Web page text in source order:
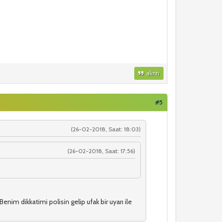
alıntı
#5
(26-02-2018, Saat: 18:03)
(26-02-2018, Saat: 17:56)
dikkatimi polisin gelip ufak bir uyarı ile